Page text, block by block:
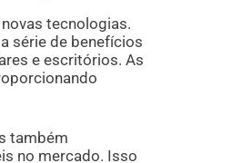
tecnologias.
série de benefícios
e escritórios. As
também
no mercado. Isso